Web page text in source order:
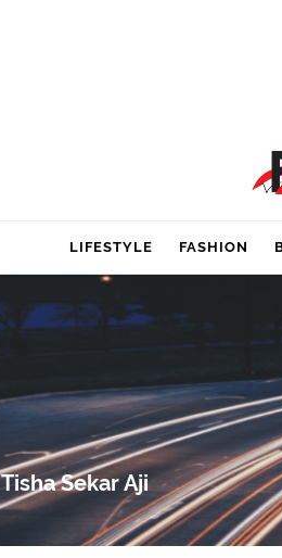
LIFESTYLE FASHION
Tisha Sekar Aji